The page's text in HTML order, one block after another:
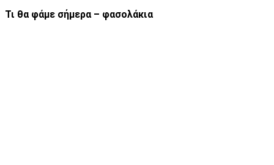
Τι θα φάμε σήμερα – φασολάκια